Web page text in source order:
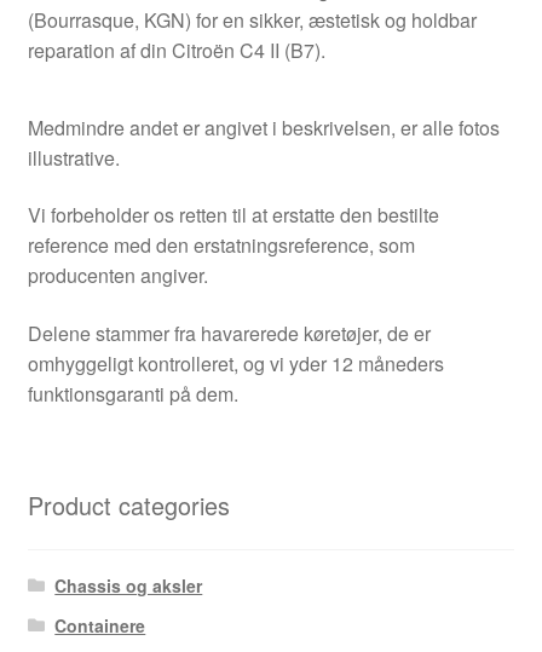
(Bourrasque, KGN) for en sikker, æstetisk og holdbar
reparation af din Citroën C4 II (B7).
Medmindre andet er angivet i beskrivelsen, er alle fotos
illustrative.
Vi forbeholder os retten til at erstatte den bestilte
reference med den erstatningsreference, som
producenten angiver.
Delene stammer fra havarerede køretøjer, de er
omhyggeligt kontrolleret, og vi yder 12 måneders
funktionsgaranti på dem.
Product categories
Chassis og aksler
Containere